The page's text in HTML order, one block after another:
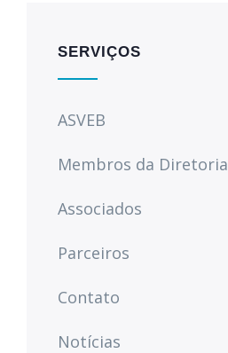
SERVIÇOS
ASVEB
Membros da Diretoria
Associados
Parceiros
Contato
Notícias